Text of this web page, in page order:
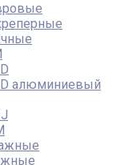
алюминиевый